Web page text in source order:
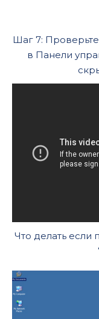
Шаг 7:
в Панели
Что делать если